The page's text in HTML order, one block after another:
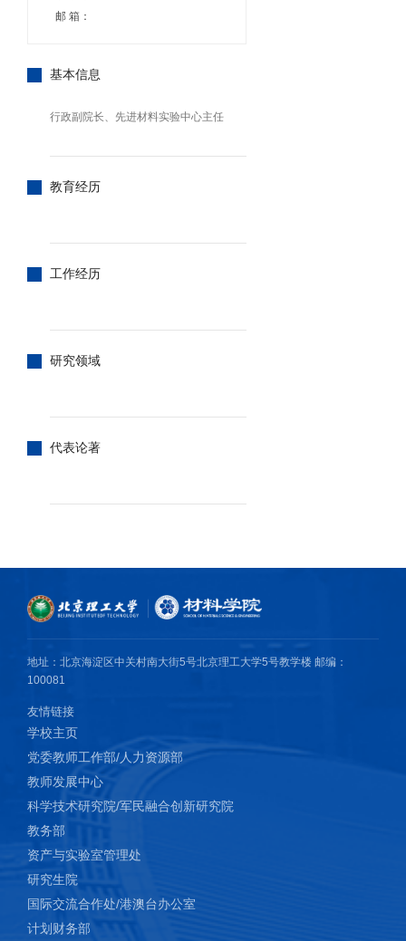
邮 箱：
基本信息
行政副院长、先进材料实验中心主任
教育经历
工作经历
研究领域
代表论著
地址：北京海淀区中关村南大街5号北京理工大学5号教学楼 邮编：
100081
友情链接
学校主页
党委教师工作部/人力资源部
教师发展中心
科学技术研究院/军民融合创新研究院
教务部
资产与实验室管理处
研究生院
国际交流合作处/港澳台办公室
计划财务部